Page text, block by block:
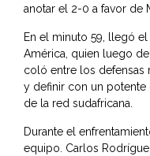
anotar el 2-0 a favor de
En el minuto 59, llegó
América, quien luego
coló entre los defensas
y definir con un
de la red sudafricana.
Durante el
equipo. Carlos